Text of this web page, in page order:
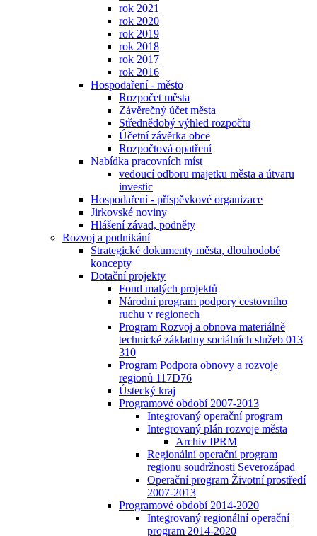
rok 2021
rok 2020
rok 2019
rok 2018
rok 2017
rok 2016
Hospodaření - město
Rozpočet města
Závěrečný účet města
Střednědobý výhled rozpočtu
Účetní závěrka obce
Rozpočtová opatření
Nabídka pracovních míst
vedoucí odboru majetku města a útvaru
investic
Hospodaření - příspěvkové organizace
Jirkovské noviny
Hlášení závad, podněty
Rozvoj a podnikání
Strategické dokumenty města, dlouhodobé
koncepty
Dotační projekty
Fond malých projektů
Národní program podpory cestovního
ruchu v regionech
Program Rozvoj a obnova materiálně
technické základny sociálních služeb 013
310
Program Podpora obnovy a rozvoje
regionů 117D76
Ústecký kraj
Programové období 2007-2013
Integrovaný operační program
Integrovaný plán rozvoje města
Archiv IPRM
Regionální operační program
regionu soudržnosti Severozápad
Operační program Životní prostředí
2007-2013
Programové období 2014-2020
Integrovaný regionální operační
program 2014-2020